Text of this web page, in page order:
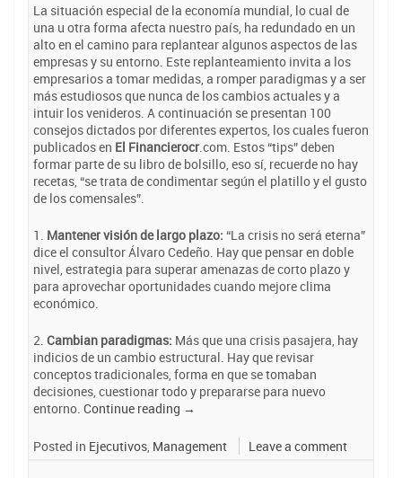
La situación especial de la economía mundial, lo cual de
una u otra forma afecta nuestro país, ha redundado en un
alto en el camino para replantear algunos aspectos de las
empresas y su entorno. Este replanteamiento invita a los
empresarios a tomar medidas, a romper paradigmas y a ser
más estudiosos que nunca de los cambios actuales y a
intuir los venideros. A continuación se presentan 100
consejos dictados por diferentes expertos, los cuales fueron
publicados en El Financierocr .com. Estos “tips” deben
formar parte de su libro de bolsillo, eso sí, recuerde no hay
recetas, “se trata de condimentar según el platillo y el gusto
de los comensales”.
1. Mantener visión de largo plazo: “La crisis no será eterna”
dice el consultor Álvaro Cedeño. Hay que pensar en doble
nivel, estrategia para superar amenazas de corto plazo y
para aprovechar oportunidades cuando mejore clima
económico.
2. Cambian paradigmas: Más que una crisis pasajera, hay
indicios de un cambio estructural. Hay que revisar
conceptos tradicionales, forma en que se tomaban
decisiones, cuestionar todo y prepararse para nuevo
entorno. Continue reading “100
QUE
DEBE
→
Posted in Ejecutivos Management Leave a comment